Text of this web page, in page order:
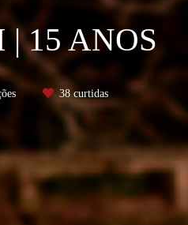
| 15 ANOS
38curtidas